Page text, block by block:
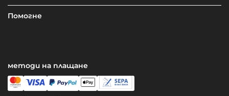
Помогне
методи на плащане